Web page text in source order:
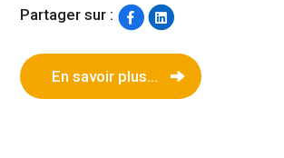
Partager sur :
En savoir plus...